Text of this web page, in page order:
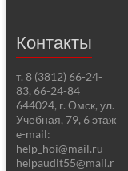
Контакты
т. 8 (3812) 66-24-
83, 66-24-84
644024, г. Омск, ул.
Учебная, 79, 6 этаж
e-mail:
help_hoi@mail.ru
helpaudit55@mail.r